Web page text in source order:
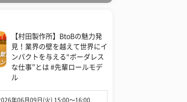
【村田製作所】BtoBの魅力発
見！業界の壁を越えて世界にイ
ンパクトを与える“ボーダレス
な仕事”とは #先輩ロールモデ
ル
年06月09日(火) 15:00〜16:00